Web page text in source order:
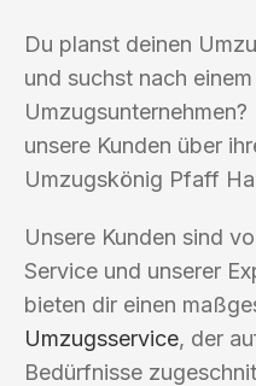
Du planst deinen
und suchst nach
unsere Kunden über
Umzugskönig Pfaff
Unsere Kunden sind
Service und unserer
bieten dir einen
Umzugsservice, der
Bedürfnisse